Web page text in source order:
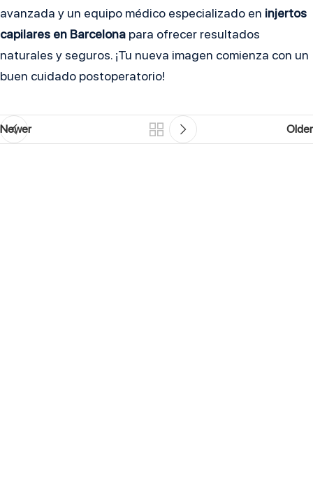
avanzada y un equipo médico especializado en injertos
capilares en Barcelona para ofrecer resultados
naturales y seguros. ¡Tu nueva imagen comienza con un
buen cuidado postoperatorio!
Newer Older